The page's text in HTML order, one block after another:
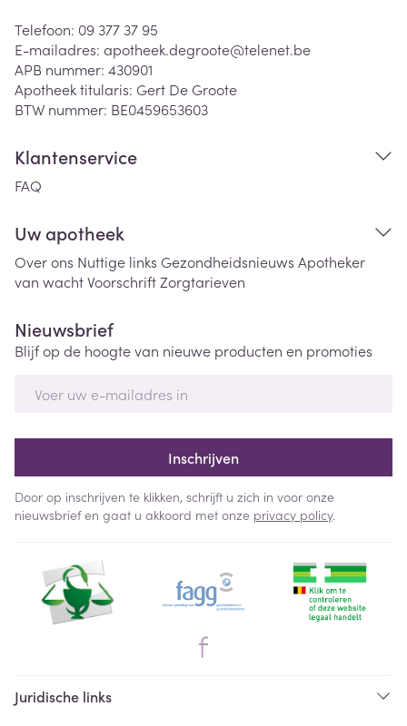
Telefoon: 09 377 37 95
E-mailadres: apotheek.degroote@telenet.be
APB nummer: 430901
Apotheek titularis: Gert De Groote
BTW nummer: BE0459653603
Klantenservice
FAQ
Uw apotheek
Over ons Nuttige links Gezondheidsnieuws Apotheker
van wachtVoorschriftZorgtarieven
Nieuwsbrief
Blijf op de hoogte van nieuwe producten en promoties
Inschrijven
Door op inschrijven te klikken, schrijft u zich in voor onze
nieuwsbrief en gaat u akkoord met onze privacy policy.
Juridische links